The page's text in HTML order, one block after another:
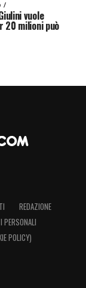
vuole
20 milioni può
REDAZIONE
PERSONALI
POLICY)